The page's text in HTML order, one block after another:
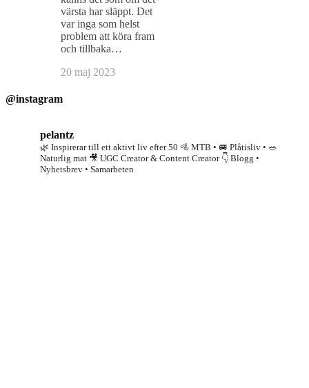
värsta har släppt. Det
var inga som helst
problem att köra fram
och tillbaka…
20 maj 2023
@instagram
pelantz
🌿 Inspirerar till ett aktivt liv efter 50 🚵 MTB • 🚐 Plåtisliv • 🥗
Naturlig mat 🎥 UGC Creator & Content Creator👇 Blogg •
Nyhetsbrev • Samarbeten